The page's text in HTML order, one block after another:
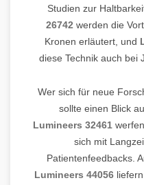
Studien zur
26742werden die
Kronen erläutert, und
diese Technik auch bei
Wer sich für neue
sollte einen Blick
Lumineers 32461
sich mit
Patientenfeedbacks.
Lumineers 44056liefern